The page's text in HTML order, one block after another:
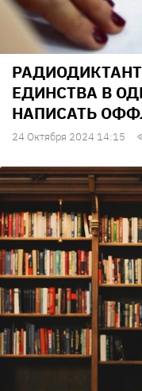
ЕДИНСТВА В
НАПИСАТЬ
24 Октября 2024 14:15